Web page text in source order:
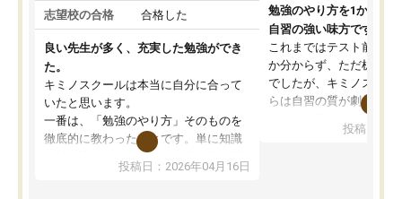
志望校の合格 合格した
良い先生が多く、充実した勉強ができ
た。
キミノスクールは本当に自分に合って
いたと思います。
一番は、「勉強のやり方」そのものを
徹底的に教わったことです。単に知識
を詰め込むのではなく、自学自習の習
慣が身につくよう並走してくれるの
投稿日：2026年04月16日
勉強のやり方を1から教
自習の強い味方です。
これまではテスト前に何
か分からず、ただ机に座
でしたが、キミノスクー
らは自習の質が劇的に変
を明確にしてくれるの
投稿日：